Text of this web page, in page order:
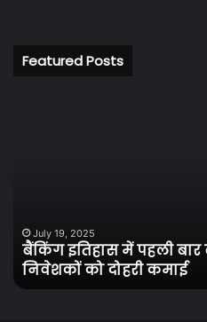
Featured Posts
डिविडेंड
निवेशकों
को
July 19, 2025
बैंकिंग इतिहास में पहली
निवेशकों को दोहरी कमाई